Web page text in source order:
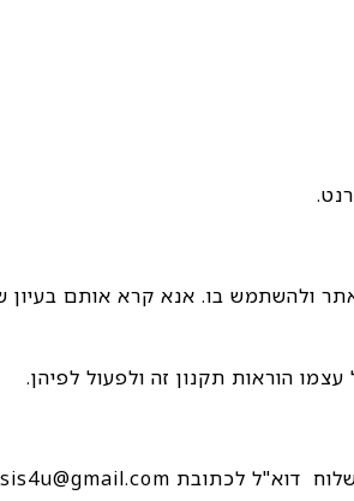
ולהשתמש בו. אנא קרא אותם